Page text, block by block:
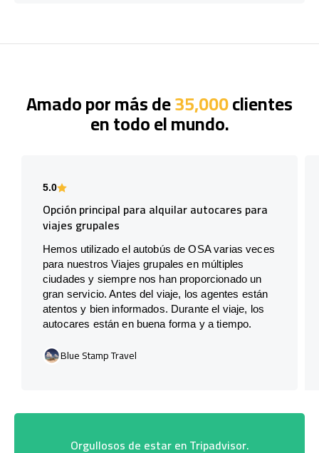
Amado por más de35,000clientes
en todo el mundo.
5.0
Opción principal para alquilar autocares para
viajes grupales
Hemos utilizado el autobús de OSA varias veces
para nuestros Viajes grupales en múltiples
ciudades y siempre nos han proporcionado un
gran servicio. Antes del viaje, los agentes están
atentos y bien informados. Durante el viaje, los
autocares están en buena forma y a tiempo.
Blue Stamp Travel
Orgullosos de estar en Tripadvisor.